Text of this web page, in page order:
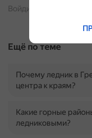
Войдите, чтобы
Ещё по теме
Почему ледник в
центра к краям?
Какие горные
ледниковыми?